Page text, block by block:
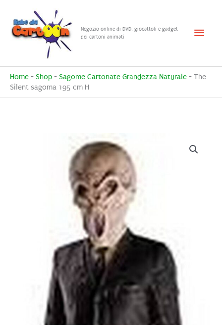
contenuto
Negozio online di DVD, giocattoli e gadget
dei cartoni animati
Menu
Home - Shop - Sagome Cartonate Grandezza Naturale - The
Silent sagoma 195 cm H